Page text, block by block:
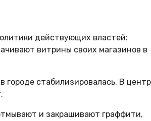
действующих властей:
витрины своих магазинов в
городе стабилизировалась. В
и закрашивают граффити,